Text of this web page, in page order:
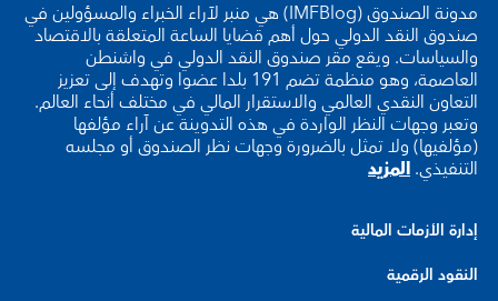
مدونة الصندوق (IMFBlog) هي منبر لآراء الخبراء والمسؤولين في
صندوق النقد الدولي حول أهم قضايا الساعة المتعلقة بالاقتصاد
والسياسات. ويقع مقر صندوق النقد الدولي في واشنطن
العاصمة، وهو منظمة تضم 191 بلدا عضوا وتهدف إلى تعزيز
التعاون النقدي العالمي والاستقرار المالي في مختلف أنحاء العالم.
وتعبر وجهات النظر الواردة في هذه التدوينة عن آراء مؤلفها
(مؤلفيها) ولا تمثل بالضرورة وجهات نظر الصندوق أو مجلسه
التنفيذي.المزيد
إدارة الأزمات المالية
النقود الرقمية